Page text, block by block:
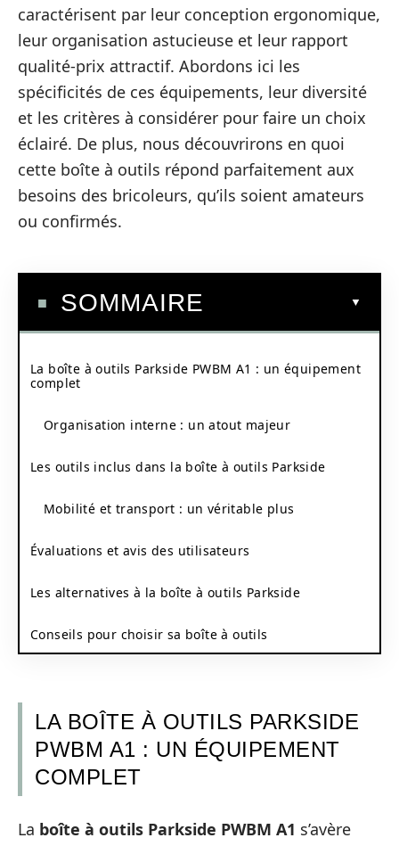
caractérisent par leur conception ergonomique,
leur organisation astucieuse et leur rapport
qualité-prix attractif. Abordons ici les
spécificités de ces équipements, leur diversité
et les critères à considérer pour faire un choix
éclairé. De plus, nous découvrirons en quoi
cette boîte à outils répond parfaitement aux
besoins des bricoleurs, qu’ils soient amateurs
ou confirmés.
SOMMAIRE
La boîte à outils Parkside PWBM A1 : un équipement
complet
Organisation interne : un atout majeur
Les outils inclus dans la boîte à outils Parkside
Mobilité et transport : un véritable plus
Évaluations et avis des utilisateurs
Les alternatives à la boîte à outils Parkside
Conseils pour choisir sa boîte à outils
LA BOÎTE À OUTILS PARKSIDE
PWBM A1 : UN ÉQUIPEMENT
COMPLET
La boîte à outils Parkside PWBM A1 s’avère